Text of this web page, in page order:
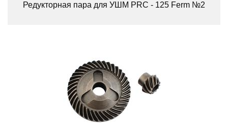
Редукторная пара для УШМ PRC - 125 Ferm №2